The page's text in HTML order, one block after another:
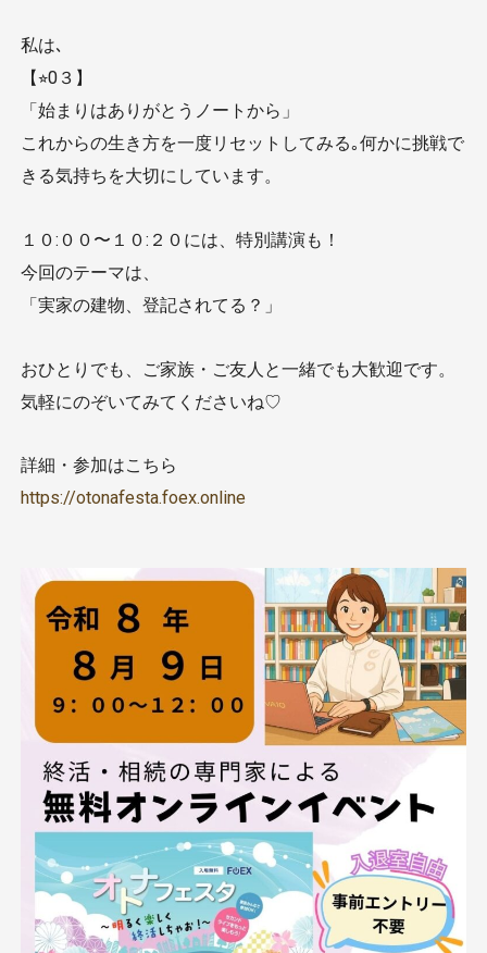
私は､
【⭐︎0３】︎
「始まりはありがとうノートから」
これからの生き方を一度リセットしてみる｡何かに挑戦で
きる気持ちを大切にしています。
１０:００〜１０:２０には、特別講演も！
今回のテーマは、
「実家の建物、登記されてる？」
おひとりでも、ご家族・ご友人と一緒でも大歓迎です。
気軽にのぞいてみてくださいね♡
詳細・参加はこちら
https://otonafesta.foex.online